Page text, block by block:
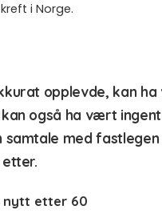
i Norge.
opplevde, kan
kan også ha vært
med fastlegen
nytt etter 60